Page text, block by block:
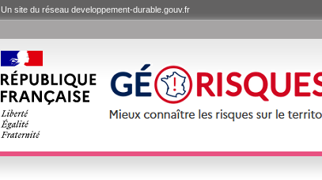
Un site du réseau developpement-durable.gouv.fr